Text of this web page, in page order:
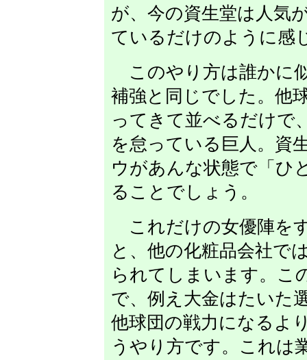
が、今の資生堂は人気
ているだけのように感
このやり方は誰かに
補強と同じでした。他
ってきて並べるだけで
を怠っている巨人。資
ウがあんな状態で「ひ
ることでしょう。
これだけの女優陣を
と、他の化粧品会社で
られてしまいます。こ
で、例え大金はたいた
他球団の戦力になるよ
うやり方です。これは